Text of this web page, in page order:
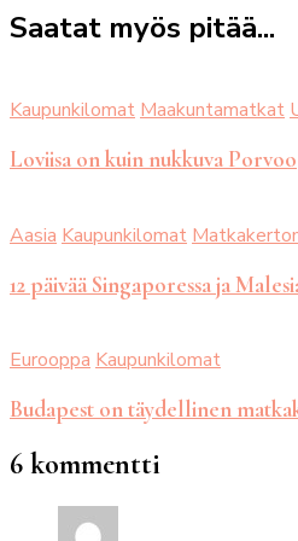
Saatat myös pitää...
KaupunkilomatMaakuntamatkat
Loviisa on kuin nukkuva Porvoo
Aasia Kaupunkilomat
12 päivää Singaporessa ja
Eurooppa Kaupunkilomat
Budapest on täydellinen
6 kommentti